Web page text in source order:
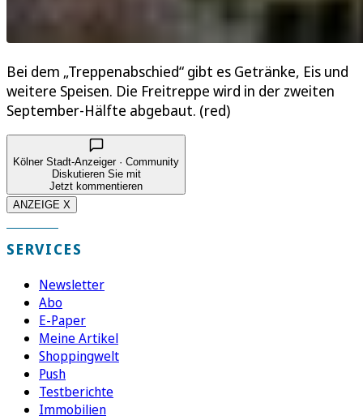
Bei dem „Treppenabschied“ gibt es Getränke, Eis und
weitere Speisen. Die Freitreppe wird in der zweiten
September-Hälfte abgebaut. (red)
Kölner Stadt-Anzeiger · Community
Diskutieren Sie mit
Jetzt kommentieren
ANZEIGE X
SERVICES
Newsletter
Abo
E-Paper
Meine Artikel
Shoppingwelt
Push
Testberichte
Immobilien